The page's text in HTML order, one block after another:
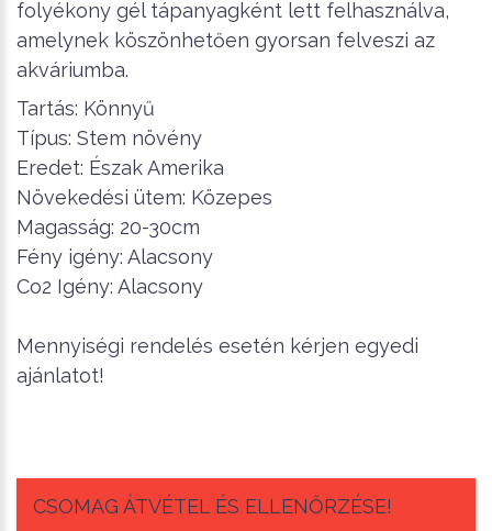
folyékony gél tápanyagként lett felhasználva,
amelynek köszönhetően gyorsan felveszi az
akváriumba.
Tartás: Könnyű
Típus: Stem növény
Eredet: Észak Amerika
Növekedési ütem: Közepes
Magasság: 20-30cm
Fény igény: Alacsony
Co2 Igény: Alacsony
Mennyiségi rendelés esetén kérjen egyedi
ajánlatot!
CSOMAG ÁTVÉTEL ÉS ELLENŐRZÉSE!